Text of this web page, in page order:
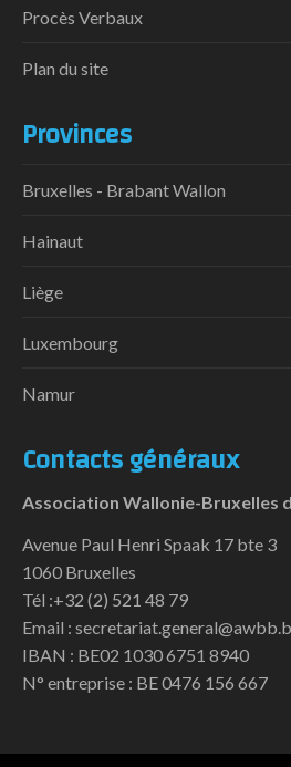
Procès Verbaux
Plan du site
Provinces
Bruxelles - Brabant Wallon
Hainaut
Liège
Luxembourg
Namur
Contacts généraux
Association Wallonie-Bruxelles
Avenue Paul Henri Spaak 17 bte 3
1060 Bruxelles
Tél :+32 (2) 521 48 79
Email :
IBAN : BE02 1030 6751 8940
N° entreprise : BE 0476 156 667